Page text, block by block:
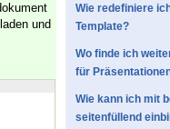
und
Wie redefiniere
Template?
Wo finde ich
für
Wie kann ich mit
seitenfüllend